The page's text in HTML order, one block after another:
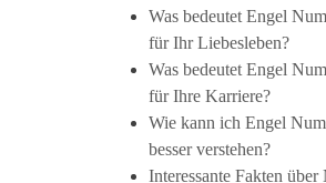
Was bedeutet Engel
für Ihr Liebesleben?
Was bedeutet Engel
für Ihre Karriere?
Wie kann ich Engel
besser verstehen?
Interessante Fakten über